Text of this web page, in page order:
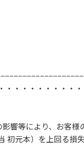
・・・・・・・・・・
響等により、お客様
初元本）を上回る損